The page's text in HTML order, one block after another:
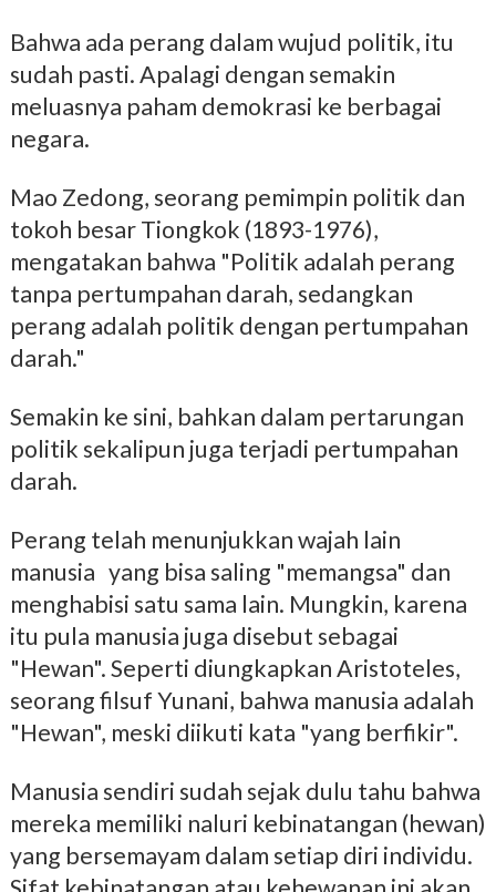
Bahwa ada perang dalam wujud politik, itu
sudah pasti. Apalagi dengan semakin
meluasnya paham demokrasi ke berbagai
negara.
Mao Zedong,seorang pemimpin politik dan
tokoh besar Tiongkok (1893-1976),
mengatakan bahwa "Politik adalah perang
tanpa pertumpahan darah, sedangkan
perang adalah politik dengan pertumpahan
darah."
Semakin ke sini, bahkan dalam pertarungan
politik sekalipun juga terjadi pertumpahan
darah.
Perang telah menunjukkan wajah lain
manusia yang bisa saling "memangsa" dan
menghabisi satu sama lain. Mungkin, karena
itu pula manusia juga disebut sebagai
"Hewan". Seperti diungkapkan Aristoteles,
seorang filsuf Yunani, bahwa manusia adalah
"Hewan", meski diikuti kata "yang berfikir".
Manusia sendiri sudah sejak dulu tahu bahwa
mereka memiliki naluri kebinatangan (hewan)
yang bersemayam dalam setiap diri individu.